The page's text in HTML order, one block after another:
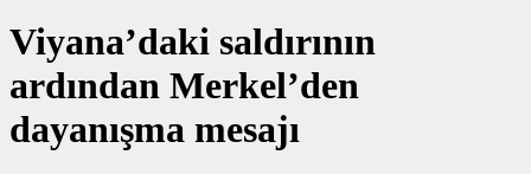
Viyana’daki saldırının
ardından Merkel’den
dayanışma mesajı